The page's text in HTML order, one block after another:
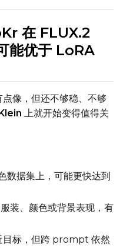
Other
Toggle Contrastive
Contrastive Guidance
VALIDATION
DATASETS
You have no
The Target Dataset
Upload a dataset
在 FLUX.2
能优于 LoRA
点像，但还不够稳、不够
上就开始变得值得关
数据集上，可能更快达到
装、颜色或背景表现，有
目标，但跨 prompt 依然